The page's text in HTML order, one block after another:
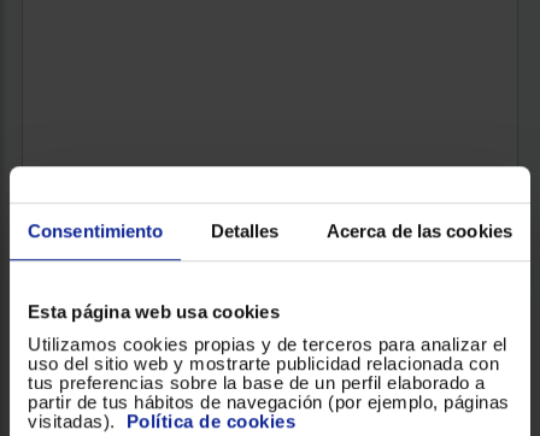
Consentimiento Detalles Acerca de las cookies
Esta página web usa cookies
Utilizamos cookies propias y de terceros para analizar el
uso del sitio web y mostrarte publicidad relacionada con
tus preferencias sobre la base de un perfil elaborado a
partir de tus hábitos de navegación (por ejemplo, páginas
visitadas). Política de cookies
LAVAVAJILLAS BOSCH SMS4EMI06E